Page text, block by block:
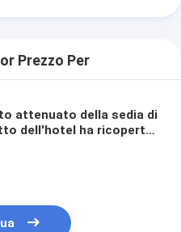
Prezzo Per
attenuato della sedia di
dell'hotel ha ricoperto